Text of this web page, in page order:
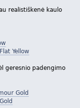
realistiškenė kaulo
Yellow
geresnio padengimo
Gold